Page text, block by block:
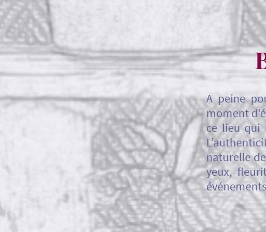
A peine
moment
ce lieu qui
naturelle
yeux,